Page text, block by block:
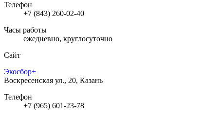
Телефон
+7 (843) 260-02-40
Часы работы
ежедневно, круглосуточно
Сайт
Экосбор+
Воскресенская ул., 20, Казань
Телефон
+7 (965) 601-23-78